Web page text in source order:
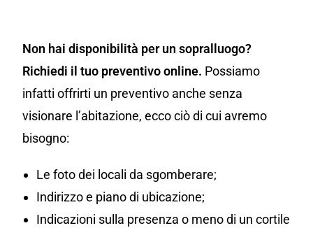
Non hai disponibilità per un sopralluogo?
Richiedi il tuo preventivo online. Possiamo
infatti offrirti un preventivo anche senza
visionare l’abitazione, ecco ciò di cui avremo
bisogno:
Le foto dei locali da sgomberare;
Indirizzo e piano di ubicazione;
Indicazioni sulla presenza o meno di un cortile